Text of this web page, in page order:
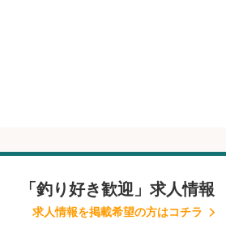
「釣り好き歓迎」求人情報
求人情報を掲載希望の方はコチラ